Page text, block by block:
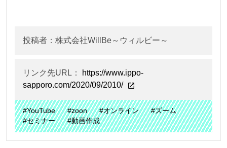
投稿者：株式会社WillBe～ウィルビー～
リンク先URL：
https://www.ippo-
sapporo.com/2020/09/2010/
#YouTube #zoon #オンライン
#ズーム
#セミナー
#動画作成